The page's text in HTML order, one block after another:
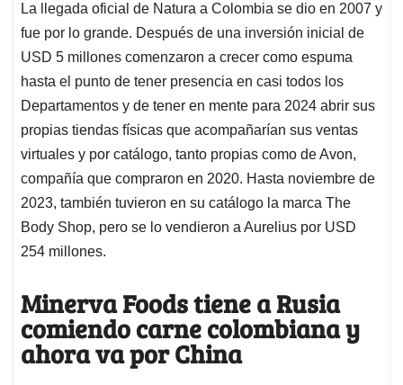
La llegada oficial de Natura a Colombia se dio en 2007 y
fue por lo grande. Después de una inversión inicial de
USD 5 millones comenzaron a crecer como espuma
hasta el punto de tener presencia en casi todos los
Departamentos y de tener en mente para 2024 abrir sus
propias tiendas físicas que acompañarían sus ventas
virtuales y por catálogo, tanto propias como de Avon,
compañía que compraron en 2020. Hasta noviembre de
2023, también tuvieron en su catálogo la marca The
Body Shop, pero se lo vendieron a Aurelius por USD
254 millones.
Minerva Foods tiene a Rusia
comiendo carne colombiana y
ahora va por China